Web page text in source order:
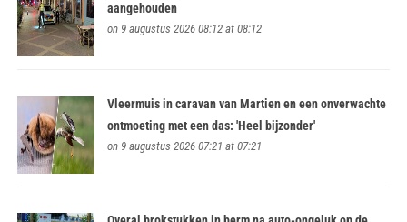
aangehouden
on 9 augustus 2026 08:12 at 08:12
Vleermuis in caravan van Martien en een onverwachte
ontmoeting met een das: 'Heel bijzonder'
on 9 augustus 2026 07:21 at 07:21